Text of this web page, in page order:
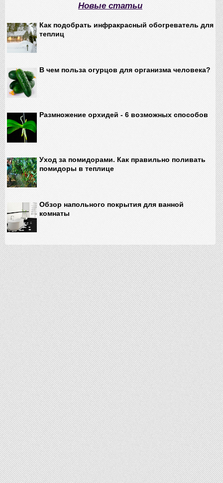
Новые статьи
Как подобрать инфракрасный обогреватель для
теплиц
В чем польза огурцов для организма человека?
Размножение орхидей - 6 возможных способов
Уход за помидорами. Как правильно поливать
помидоры в теплице
Обзор напольного покрытия для ванной
комнаты